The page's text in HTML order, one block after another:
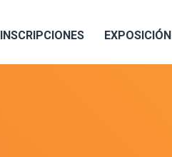
INSCRIPCIONES EXPOSICIÓN